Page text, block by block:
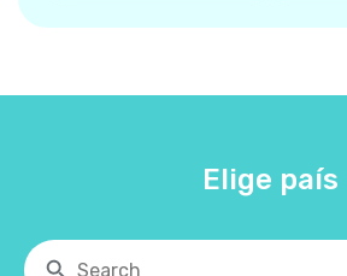
Elige país